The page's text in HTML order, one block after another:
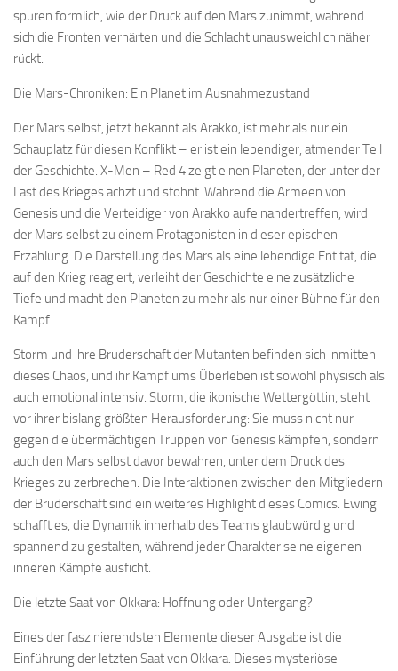
spüren förmlich, wie der Druck auf den Mars zunimmt, während
sich die Fronten verhärten und die Schlacht unausweichlich näher
rückt.
Die Mars-Chroniken: Ein Planet im Ausnahmezustand
Der Mars selbst, jetzt bekannt als Arakko, ist mehr als nur ein
Schauplatz für diesen Konflikt – er ist ein lebendiger, atmender Teil
der Geschichte. X-Men – Red 4 zeigt einen Planeten, der unter der
Last des Krieges ächzt und stöhnt. Während die Armeen von
Genesis und die Verteidiger von Arakko aufeinandertreffen, wird
der Mars selbst zu einem Protagonisten in dieser epischen
Erzählung. Die Darstellung des Mars als eine lebendige Entität, die
auf den Krieg reagiert, verleiht der Geschichte eine zusätzliche
Tiefe und macht den Planeten zu mehr als nur einer Bühne für den
Kampf.
Storm und ihre Bruderschaft der Mutanten befinden sich inmitten
dieses Chaos, und ihr Kampf ums Überleben ist sowohl physisch als
auch emotional intensiv. Storm, die ikonische Wettergöttin, steht
vor ihrer bislang größten Herausforderung: Sie muss nicht nur
gegen die übermächtigen Truppen von Genesis kämpfen, sondern
auch den Mars selbst davor bewahren, unter dem Druck des
Krieges zu zerbrechen. Die Interaktionen zwischen den Mitgliedern
der Bruderschaft sind ein weiteres Highlight dieses Comics. Ewing
schafft es, die Dynamik innerhalb des Teams glaubwürdig und
spannend zu gestalten, während jeder Charakter seine eigenen
inneren Kämpfe ausficht.
Die letzte Saat von Okkara: Hoffnung oder Untergang?
Eines der faszinierendsten Elemente dieser Ausgabe ist die
Einführung der letzten Saat von Okkara. Dieses mysteriöse